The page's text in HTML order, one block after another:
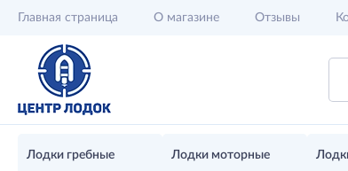
Главная страница О магазине Отзывы
Лодки гребные Лодки моторные